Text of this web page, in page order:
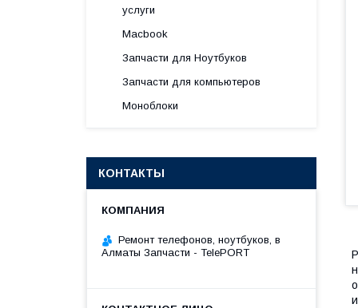
услуги
Macbook
Запчасти для Ноутбуков
Запчасти для компьютеров
Моноблоки
КОНТАКТЫ
Ремонт телефонов, ноутбуков, в
Алматы Запчасти - TelePORT